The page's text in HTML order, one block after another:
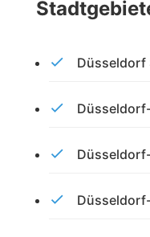
Düsseldorf